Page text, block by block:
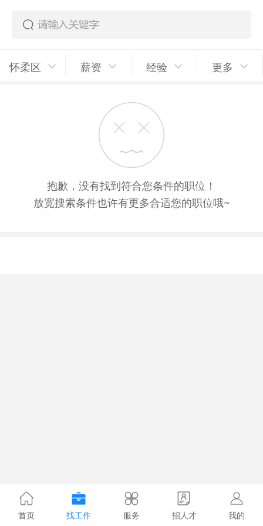
怀柔区 薪资 经验 更多
抱歉，没有找到符合您条件的职位！
放宽搜索条件也许有更多合适您的职位哦~
首页 找工作 服务 招人才 我的